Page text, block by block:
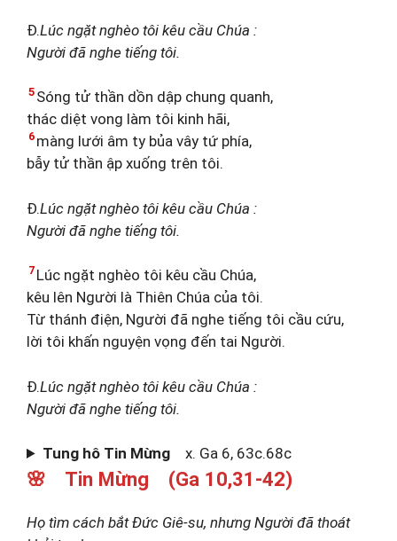
Đ.Lúc ngặt nghèo tôi kêu cầu Chúa :
Người đã nghe tiếng tôi.
5 Sóng tử thần dồn dập chung quanh,
thác diệt vong làm tôi kinh hãi,
6 màng lưới âm ty bủa vây tứ phía,
bẫy tử thần ập xuống trên tôi.
Đ.Lúc ngặt nghèo tôi kêu cầu Chúa :
Người đã nghe tiếng tôi.
7 Lúc ngặt nghèo tôi kêu cầu Chúa,
kêu lên Người là Thiên Chúa của tôi.
Từ thánh điện, Người đã nghe tiếng tôi cầu cứu,
lời tôi khấn nguyện vọng đến tai Người.
Đ.Lúc ngặt nghèo tôi kêu cầu Chúa :
Người đã nghe tiếng tôi.
Tung hô Tin Mừng x. Ga 6, 63c.68c
🌸 Tin Mừng (Ga 10,31-42)
Họ tìm cách bắt Đức Giê-su, nhưng Người đã thoát